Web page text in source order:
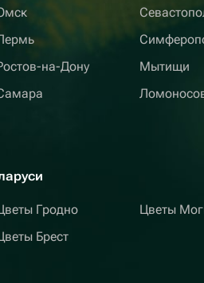
на-Дону
Мытищи
Гродно
Брест
Цветы